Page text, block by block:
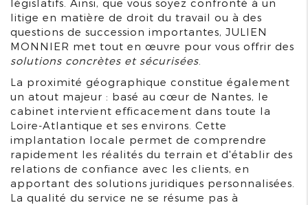
législatifs. Ainsi, que vous soyez confronté à un
litige en matière de droit du travail ou à des
questions de succession importantes, JULIEN
MONNIER met tout en œuvre pour vous offrir des
solutions concrètes et sécurisées
La proximité géographique constitue également
un atout majeur : basé au cœur de Nantes, le
cabinet intervient efficacement dans toute la
Loire-Atlantique et ses environs. Cette
implantation locale permet de comprendre
rapidement les réalités du terrain et d'établir des
relations de confiance avec les clients, en
apportant des solutions juridiques personnalisées.
La qualité du service ne se résume pas à